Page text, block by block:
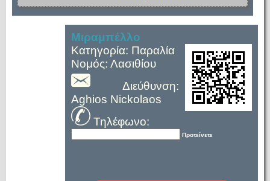
Μιραμπέλλο
Κατηγορία: Παραλία
Νομός: Λασιθίου
Διεύθυνση:
Aghios Nickolaos
Τηλέφωνο:
Προτείνετε